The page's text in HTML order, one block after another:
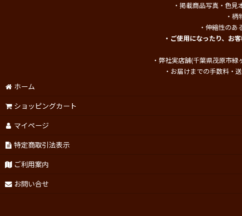
・掲載商品写真・色
・
・伸縮性のあ
・ご使用になったり、お
・弊社実店舗(千葉県茂原市
・お届けまでの手数料・
ホーム
ショッピングカート
マイページ
特定商取引法表示
ご利用案内
お問い合せ